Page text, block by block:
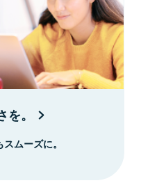
。
ムーズに。